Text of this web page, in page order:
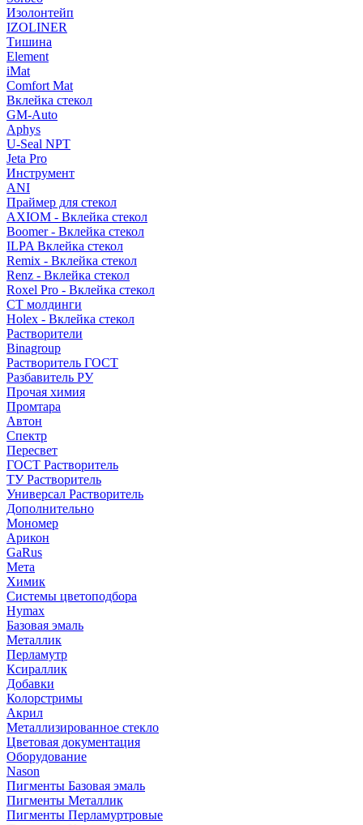
Изолонтейп
IZOLINER
Тишина
Element
iMat
Comfort Mat
Вклейка стекол
GM-Auto
Aphys
U-Seal NPT
Jeta Pro
Инструмент
ANI
Праймер для стекол
AXIOM - Вклейка стекол
Boomer - Вклейка стекол
ILPA Вклейка стекол
Remix - Вклейка стекол
Renz - Вклейка стекол
Roxel Pro - Вклейка стекол
СТ молдинги
Holex - Вклейка стекол
Растворители
Binagroup
Растворитель ГОСТ
Разбавитель РУ
Прочая химия
Промтара
Автон
Спектр
Пересвет
ГОСТ Растворитель
ТУ Растворитель
Универсал Растворитель
Дополнительно
Мономер
Арикон
GaRus
Мета
Химик
Системы цветоподбора
Hymax
Базовая эмаль
Металлик
Перламутр
Ксираллик
Добавки
Колорстримы
Акрил
Металлизированное стекло
Цветовая документация
Оборудование
Nason
Пигменты Базовая эмаль
Пигменты Металлик
Пигменты Перламуртровые